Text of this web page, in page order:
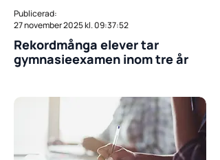
Publicerad:
27 november 2025 kl. 09:37:52
Rekordmånga elever tar
gymnasieexamen inom tre år